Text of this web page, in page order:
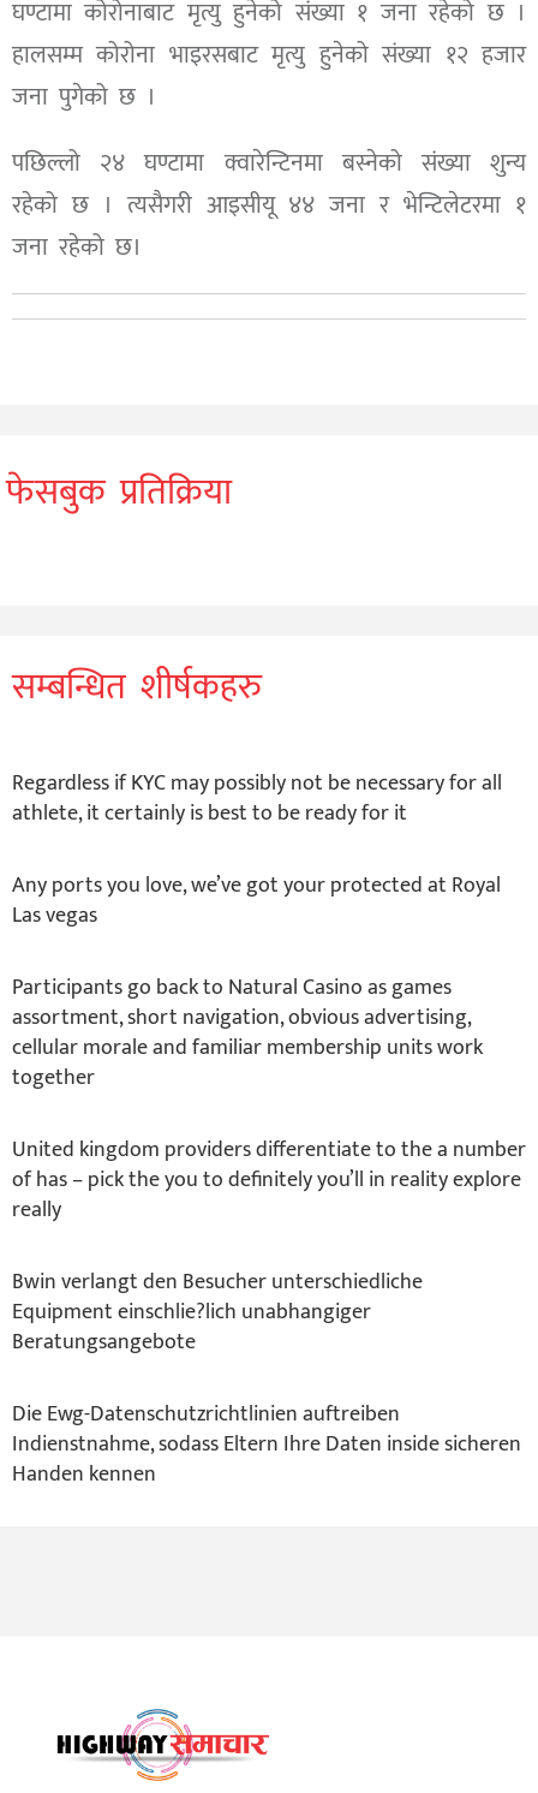
घण्टामा कोरोनाबाट मृत्यु हुनेको संख्या १ जना रहेको छ ।
हालसम्म कोरोना भाइरसबाट मृत्यु हुनेको संख्या १२ हजार
जना पुगेको छ ।
पछिल्लो २४ घण्टामा क्वारेन्टिनमा बस्नेको संख्या शुन्य
रहेको छ । त्यसैगरी आइसीयू ४४ जना र भेन्टिलेटरमा १
जना रहेको छ।
फेसबुक प्रतिक्रिया
सम्बन्धित शीर्षकहरु
Regardless if KYC may possibly not be necessary for all
athlete, it certainly is best to be ready for it
Any ports you love, we’ve got your protected at Royal
Las vegas
Participants go back to Natural Casino as games
assortment, short navigation, obvious advertising,
cellular morale and familiar membership units work
together
United kingdom providers differentiate to the a number
of has – pick the you to definitely you’ll in reality explore
really
Bwin verlangt den Besucher unterschiedliche
Equipment einschlie?lich unabhangiger
Beratungsangebote
Die Ewg-Datenschutzrichtlinien auftreiben
Indienstnahme, sodass Eltern Ihre Daten inside sicheren
Handen kennen